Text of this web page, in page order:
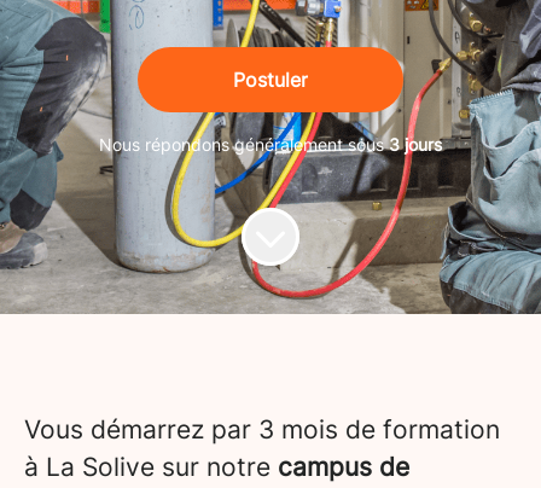
Postuler
Nous répondons généralement sous3 jours
Vous démarrez par 3 mois de formation
à La Solive sur notre campus de